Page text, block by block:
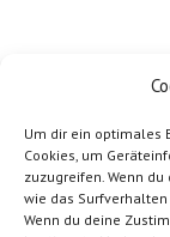
Um dir ein optimales
Cookies, um
zuzugreifen. Wenn
wie das
Wenn du deine